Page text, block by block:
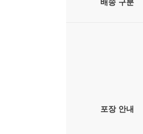
배송 구분
포장 안내